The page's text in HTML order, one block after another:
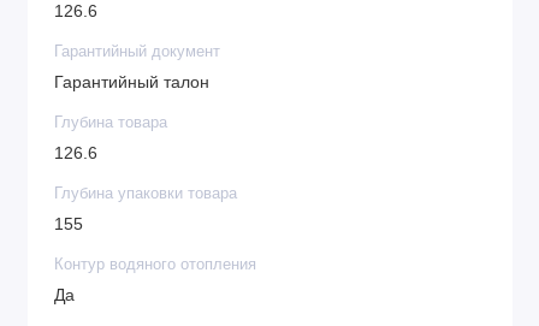
126.6
Гарантийный документ
Гарантийный талон
Глубина товара
126.6
Глубина упаковки товара
155
Контур водяного отопления
Да